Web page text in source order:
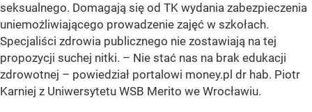
seksualnego. Domagają się od TK wydania zabezpieczenia
uniemożliwiającego prowadzenie zajęć w szkołach.
Specjaliści zdrowia publicznego nie zostawiają na tej
propozycji suchej nitki. – Nie stać nas na brak edukacji
zdrowotnej – powiedział portalowi money.pl dr hab. Piotr
Karniej z Uniwersytetu WSB Merito we Wrocławiu.